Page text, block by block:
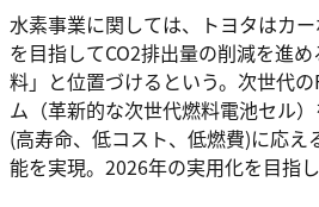
水素事業に関しては、トヨタはカ
を目指してCO2排出量の削減を進
料」と位置づけるという。次世代
ム（革新的な次世代燃料電池セル
(高寿命、低コスト、低燃費)に応え
能を実現。2026年の実用化を目指し